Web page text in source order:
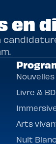
en
Livre & BD
Arts
Nuit